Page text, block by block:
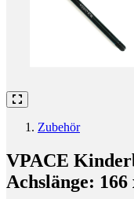
Zubehör
VPACE
Achslänge: 166